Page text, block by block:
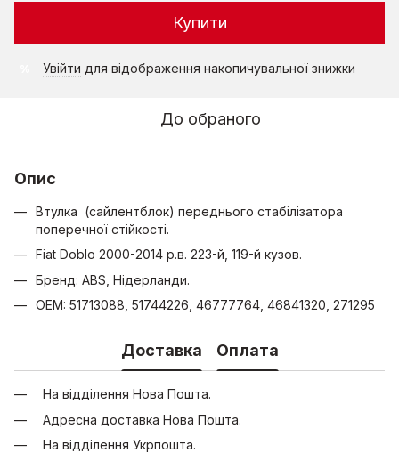
Купити
Увійти для відображення накопичувальної знижки
До обраного
Опис
Втулка (сайлентблок) переднього стабілізатора
поперечної стійкості.
Fiat Doblo 2000-2014 р.в. 223-й, 119-й кузов.
Бренд: ABS, Нідерланди.
OEM: 51713088, 51744226, 46777764, 46841320, 271295
Доставка Оплата
На відділення Нова Пошта.
Адресна доставка Нова Пошта.
На відділення Укрпошта.